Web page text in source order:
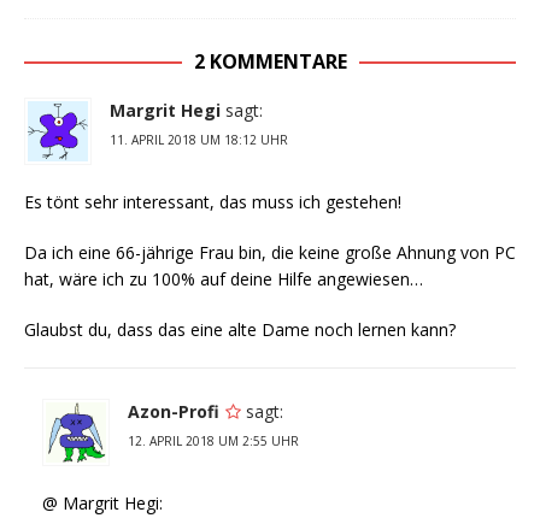
2 KOMMENTARE
Margrit Hegi sagt:
11. APRIL 2018 UM 18:12 UHR
Es tönt sehr interessant, das muss ich gestehen!
Da ich eine 66-jährige Frau bin, die keine große Ahnung von PC
hat, wäre ich zu 100% auf deine Hilfe angewiesen…
Glaubst du, dass das eine alte Dame noch lernen kann?
Azon-Profi sagt:
12. APRIL 2018 UM 2:55 UHR
@ Margrit Hegi: